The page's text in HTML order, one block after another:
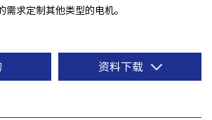
需求定制其他类型的电机。
资料下载